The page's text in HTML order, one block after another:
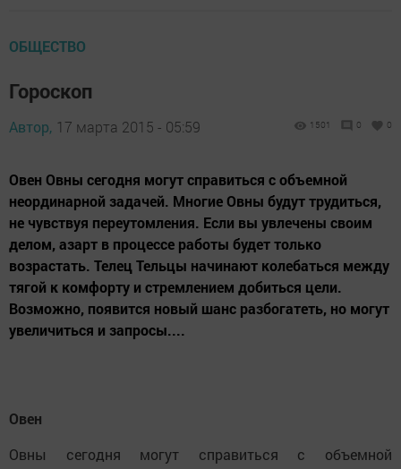
ОБЩЕСТВО
Гороскоп
Автор, 17 марта 2015 - 05:59 1501 0 0
Овен Овны сегодня могут справиться с объемной
неординарной задачей. Многие Овны будут трудиться,
не чувствуя переутомления. Если вы увлечены своим
делом, азарт в процессе работы будет только
возрастать. Телец Тельцы начинают колебаться между
тягой к комфорту и стремлением добиться цели.
Возможно, появится новый шанс разбогатеть, но могут
увеличиться и запросы....
Овен
Овны сегодня могут справиться с объемной